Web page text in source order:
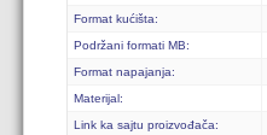
Format kućišta:
Podržani formati MB:
Format napajanja:
Materijal:
Link ka sajtu proizvođača: